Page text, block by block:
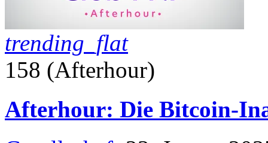
trending_flat
158 (Afterhour)
Afterhour: Die Bitcoin-